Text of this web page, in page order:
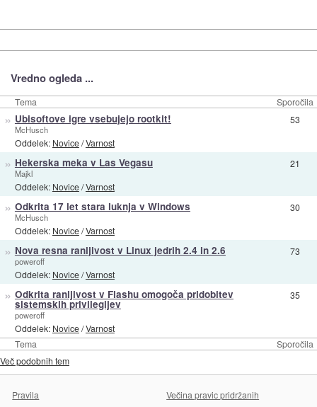
Vredno ogleda ...
Tema Sporočila
Tema Sporočila
» Ubisoftove igre vsebujejo rootkit!
McHusch
Oddelek: Novice/Varnost
53
» Hekerska meka v Las Vegasu
Majkl
Oddelek: Novice/Varnost
21
» Odkrita 17 let stara luknja v Windows
McHusch
Oddelek: Novice/Varnost
30
» Nova resna ranljivost v Linux jedrih 2.4 in 2.6
poweroff
Oddelek: Novice/Varnost
73
» Odkrita ranljivost v Flashu omogoča pridobitev
sistemskih privilegijev
poweroff
Oddelek: Novice/Varnost
35
Več podobnih tem
Pravila Večina pravic pridržanih